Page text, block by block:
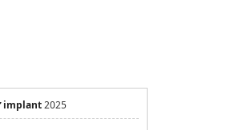
implant2025